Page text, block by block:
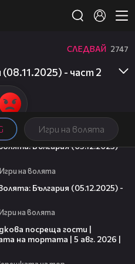
Игри на волята
СЛЕДВАЙ 2747
(08.11.2025) - част 2
България (05.12.2025) -
Игри на волята
България (05.12.2025) -
на волята
посреща гости |
на тортата | 5 авг. 2026 |